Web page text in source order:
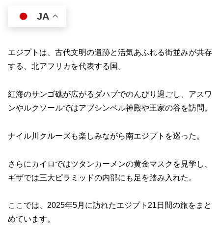
JA
エジプトは、古代文明の遺跡と活気あふれる街並みが共存
する、北アフリカを代表する国。
紅海のサンゴ礁が広がるダハブでのんびり過ごし、アスワ
ンやルクソールではアブシンベル神殿や王家の谷を訪問。
ナイル川クルーズも楽しみながら南エジプトを巡った。
さらにカイロではツタンカーメンの黄金マスクを見学し、
ギザでは三大ピラミッドの内部にも足を踏み入れた。
ここでは、2025年5月に訪れたエジプト21日間の旅をまと
めています。